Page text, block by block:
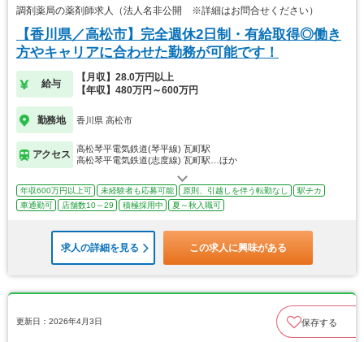
調剤薬局の薬剤師求人（法人名非公開 ※詳細はお問合せください）
【香川県／高松市】完全週休2日制・有給取得◎働き
方やキャリアに合わせた勤務が可能です！
給与
【月収】28.0万円以上
【年収】480万円～600万円
勤務地 香川県 高松市
アクセス
高松琴平電気鉄道(琴平線) 瓦町駅
高松琴平電気鉄道(志度線) 瓦町駅…ほか
年収600万円以上可 未経験者も応募可能 原則、引越しを伴う転勤なし
駅チカ
車通勤可
店舗数10～29 積極採用中 夏～秋入職可
求人の詳細を見る この求人に興味がある
更新日：2026年4月3日 保存する